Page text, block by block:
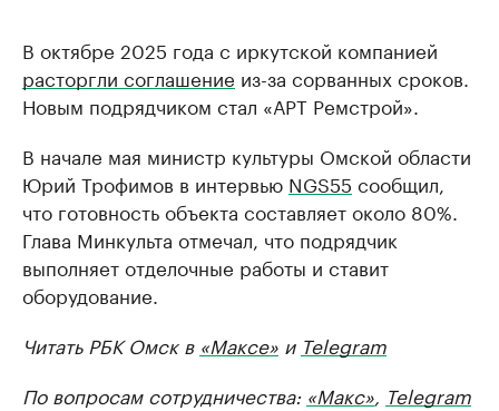
В октябре 2025 года с иркутской компанией
расторгли соглашение из-за сорванных сроков.
Новым подрядчиком стал «АРТ Ремстрой».
В начале мая министр культуры Омской области
Юрий Трофимов в интервью NGS55 сообщил,
что готовность объекта составляет около 80%.
Глава Минкульта отмечал, что подрядчик
выполняет отделочные работы и ставит
оборудование.
Читать РБК Омск в «Максе» и Telegram
По вопросам сотрудничества: «Макс», Telegram